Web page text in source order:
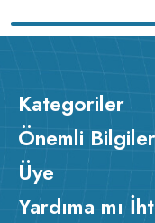
Kategoriler
Önemli Bilgiler
Üye
Yardıma mı